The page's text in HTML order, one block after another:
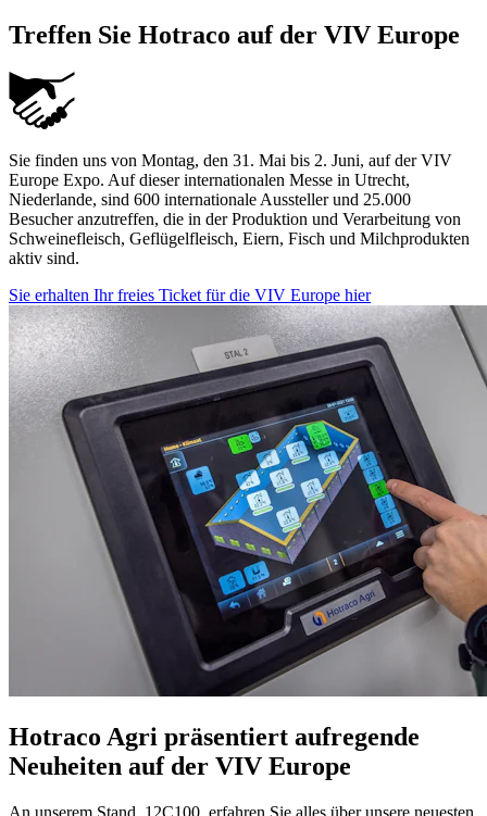
Treffen Sie Hotraco auf der VIV Europe
Sie finden uns von Montag, den 31. Mai bis 2. Juni, auf der VIV
Europe Expo. Auf dieser internationalen Messe in Utrecht,
Niederlande, sind 600 internationale Aussteller und 25.000
Besucher anzutreffen, die in der Produktion und Verarbeitung von
Schweinefleisch, Geflügelfleisch, Eiern, Fisch und Milchprodukten
aktiv sind.
Sie erhalten Ihr freies Ticket für die VIV Europe hier
Hotraco Agri präsentiert aufregende
Neuheiten auf der VIV Europe
An unserem Stand, 12C100, erfahren Sie alles über unsere neuesten